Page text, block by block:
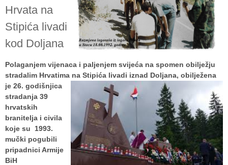
Hrvata na
Stipića livadi
kod Doljana
Polaganjem vijenaca i paljenjem svijeća na spomen obilježju
stradalim Hrvatima na Stipića livadi iznad Doljana, obilježena
je 26. godišnjica
stradanja 39
hrvatskih
branitelja i civila
koje su 1993.
mučki pogubili
pripadnici Armije
BiH